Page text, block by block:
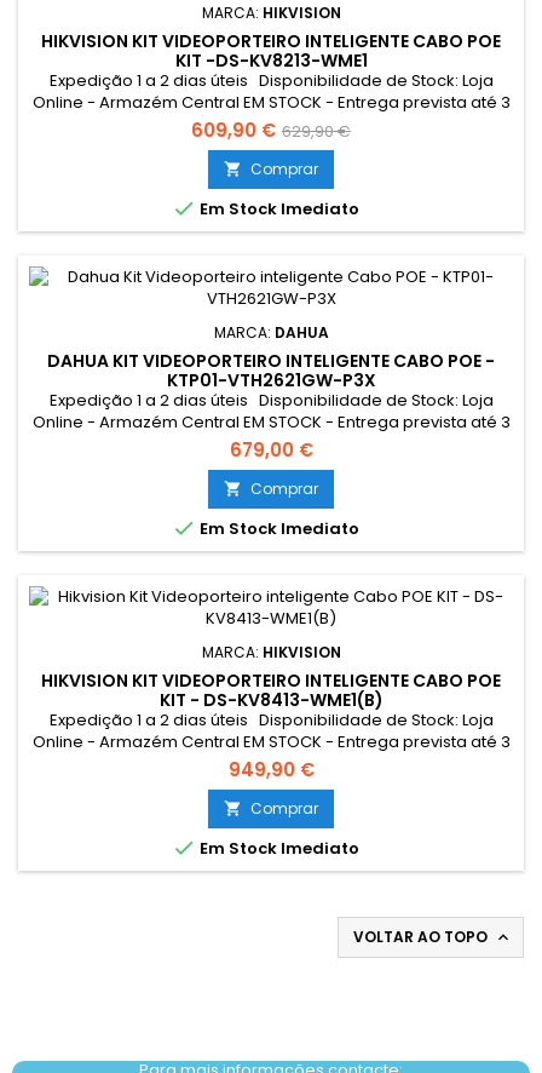
MARCA: HIKVISION
HIKVISION KIT VIDEOPORTEIRO INTELIGENTE CABO POE
KIT -DS-KV8213-WME1
Expedição 1 a 2 dias úteis Disponibilidade de Stock: Loja
Online - Armazém Central EM STOCK - Entrega prevista até 3
dias úteis Loja Braga - Rua António Fernandes Ferreira
Gomes EM STOCK Limitado ao stock existente Campanha
válida entre 27/07 a 11/08/2026
609,90 € 629,90 €
 Comprar
 Em Stock Imediato
MARCA: DAHUA
DAHUA KIT VIDEOPORTEIRO INTELIGENTE CABO POE -
KTP01-VTH2621GW-P3X
Expedição 1 a 2 dias úteis Disponibilidade de Stock: Loja
Online - Armazém Central EM STOCK - Entrega prevista até 3
dias úteis Loja Braga - Rua António Fernandes Ferreira
Gomes EM STOCK
679,00 €
 Comprar
 Em Stock Imediato
MARCA: HIKVISION
HIKVISION KIT VIDEOPORTEIRO INTELIGENTE CABO POE
KIT - DS-KV8413-WME1(B)
Expedição 1 a 2 dias úteis Disponibilidade de Stock: Loja
Online - Armazém Central EM STOCK - Entrega prevista até 3
dias úteis Loja Braga - Rua António Fernandes Ferreira
Gomes EM STOCK
949,90 €
 Comprar
 Em Stock Imediato
VOLTAR AO TOPO 